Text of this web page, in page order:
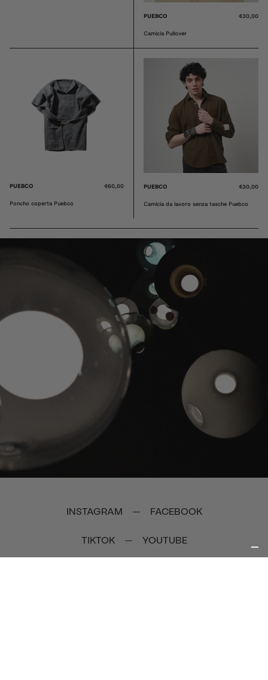
PUEBCO €30,00
Camicia Pullover
PUEBCO €60,00
Poncho coperta Puebco
PUEBCO €30,00
Camicia da lavoro senza tasche Puebco
INSTAGRAM — FACEBOOK
TIKTOK — YOUTUBE